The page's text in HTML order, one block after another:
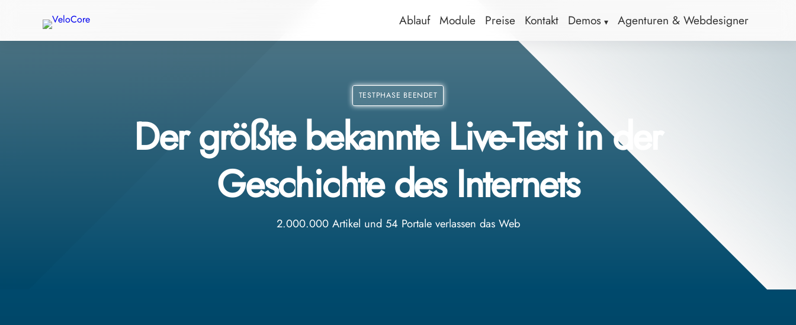
Ablauf Module Preise Kontakt Demos Agenturen & Webdesigner
TESTPHASE BEENDET
Der größte bekannte Live-Test in der
Geschichte des Internets
2.000.000 Artikel und 54 Portale verlassen das Web